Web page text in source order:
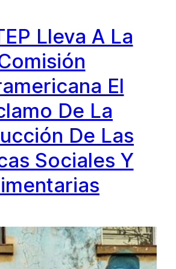
Lleva A La
El
De La
De Las
Sociales Y